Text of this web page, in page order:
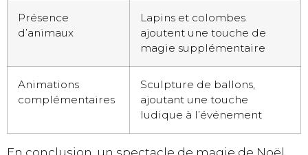
Présence
d’animaux
Lapins et colombes
ajoutent une touche de
magie supplémentaire
Animations
complémentaires
Sculpture de ballons,
ajoutant une touche
ludique à l’événement